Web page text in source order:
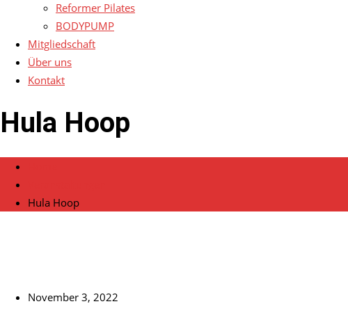
Reformer Pilates
BODYPUMP
Mitgliedschaft
Über uns
Kontakt
Hula Hoop
Hula Hoop
November 3, 2022